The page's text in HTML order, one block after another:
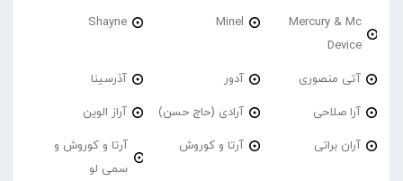
Mercury & Mc
Device
Minel
Shayne
آتی منصوری آدور آذرسینا
آرا صلاحی آرادی (حاج حسن) آراز الوین
آران براتی آرتا و کوروش
آرتا و کوروش و
سمی لو